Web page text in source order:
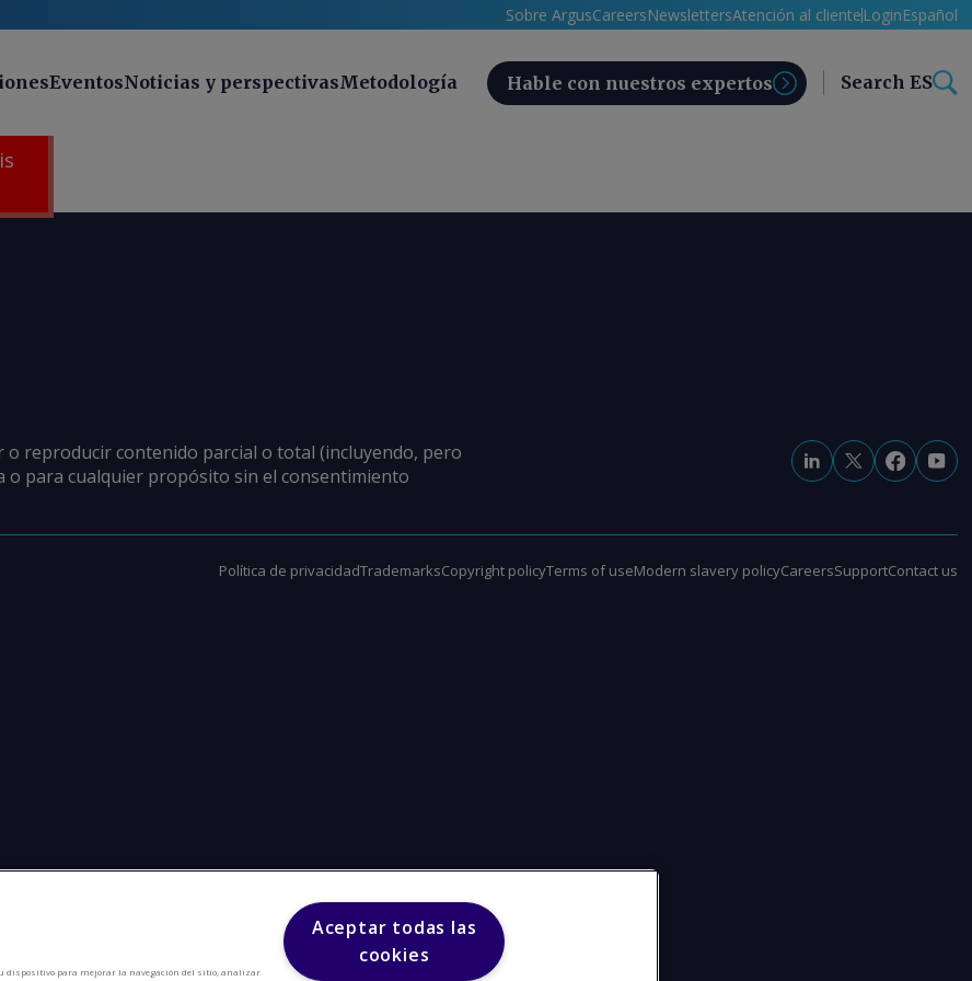
Sobre ArgusCareersNewslettersAtención al cliente LoginEspañol
EventosNoticias y perspectivasMetodología Hable con nuestros expertos Search ES
reproducir contenido parcial o total (incluyendo, pero
para cualquier propósito sin el consentimiento
Política de privacidadTrademarksCopyright policyTerms of useModern slavery policyCareersSupportContact us
dispositivo para mejorar la navegación del sitio, analizar
Aceptar todas las
cookies